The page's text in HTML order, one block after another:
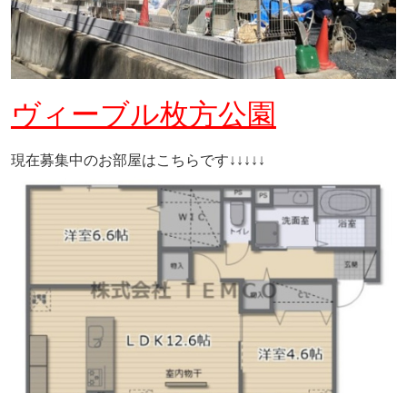
ヴィーブル枚方公園
現在募集中のお部屋はこちらです↓↓↓↓↓